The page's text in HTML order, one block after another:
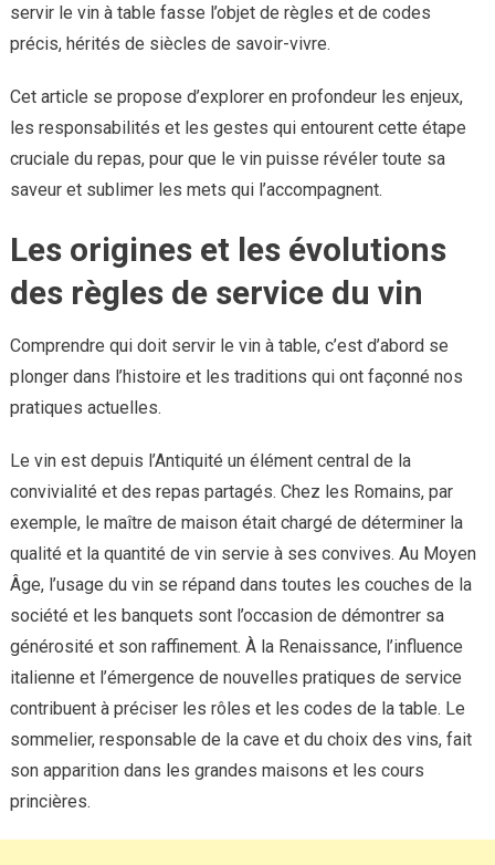
servir le vin à table fasse l’objet de règles et de codes
précis, hérités de siècles de savoir-vivre.
Cet article se propose d’explorer en profondeur les enjeux,
les responsabilités et les gestes qui entourent cette étape
cruciale du repas, pour que le vin puisse révéler toute sa
saveur et sublimer les mets qui l’accompagnent.
Les origines et les évolutions
des règles de service du vin
Comprendre qui doit servir le vin à table, c’est d’abord se
plonger dans l’histoire et les traditions qui ont façonné nos
pratiques actuelles.
Le vin est depuis l’Antiquité un élément central de la
convivialité et des repas partagés. Chez les Romains, par
exemple, le maître de maison était chargé de déterminer la
qualité et la quantité de vin servie à ses convives. Au Moyen
Âge, l’usage du vin se répand dans toutes les couches de la
société et les banquets sont l’occasion de démontrer sa
générosité et son raffinement. À la Renaissance, l’influence
italienne et l’émergence de nouvelles pratiques de service
contribuent à préciser les rôles et les codes de la table. Le
sommelier, responsable de la cave et du choix des vins, fait
son apparition dans les grandes maisons et les cours
princières.